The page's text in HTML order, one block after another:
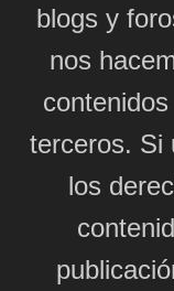
blogs y
nos
terceros. Si
los